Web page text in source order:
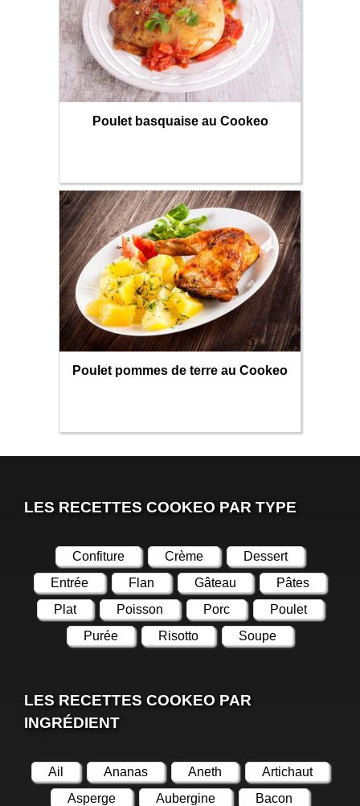
Poulet basquaise au Cookeo
Poulet pommes de terre au Cookeo
LES RECETTES COOKEO PAR TYPE
Confiture Crème
Dessert
Entrée
Flan Gâteau
Pâtes
Plat
Poisson Porc
Poulet
Purée
Risotto Soupe
LES RECETTES COOKEO PAR
INGRÉDIENT
Ail Ananas Aneth
Artichaut
Asperge
Aubergine
Bacon